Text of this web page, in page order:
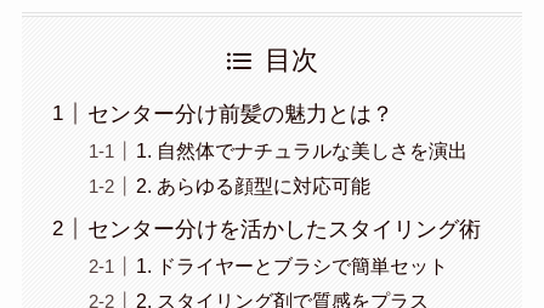
目次
センター分け前髪の魅力とは？
1. 自然体でナチュラルな美しさを演出
2. あらゆる顔型に対応可能
センター分けを活かしたスタイリング術
1. ドライヤーとブラシで簡単セット
2. スタイリング剤で質感をプラス